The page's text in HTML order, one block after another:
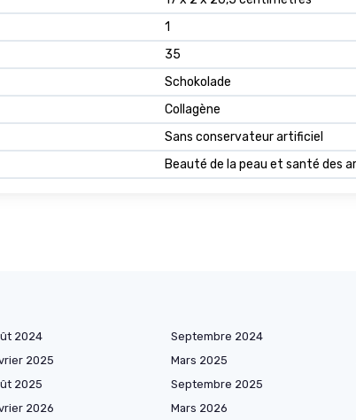
1
35
Schokolade
Collagène
Sans conservateur artificiel
Beauté de la peau et santé des
2024 Septembre 2024
2025 Mars 2025
2025 Septembre 2025
2026 Mars 2026